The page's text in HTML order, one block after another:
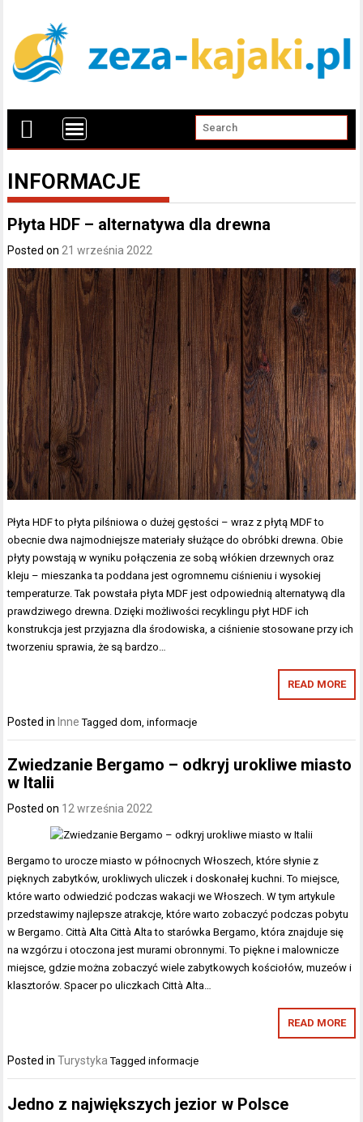
INFORMACJE
Płyta HDF – alternatywa dla drewna
Posted on 21 września 2022
Płyta HDF to płyta pilśniowa o dużej gęstości – wraz z płytą MDF to
obecnie dwa najmodniejsze materiały służące do obróbki drewna. Obie
płyty powstają w wyniku połączenia ze sobą włókien drzewnych oraz
kleju – mieszanka ta poddana jest ogromnemu ciśnieniu i wysokiej
temperaturze. Tak powstała płyta MDF jest odpowiednią alternatywą dla
prawdziwego drewna. Dzięki możliwości recyklingu płyt HDF ich
konstrukcja jest przyjazna dla środowiska, a ciśnienie stosowane przy ich
tworzeniu sprawia, że są bardzo…
READ MORE
Posted in Inne Taggeddom ,informacje
Zwiedzanie Bergamo – odkryj urokliwe miasto
w Italii
Posted on 12 września 2022
Bergamo to urocze miasto w północnych Włoszech, które słynie z
pięknych zabytków, urokliwych uliczek i doskonałej kuchni. To miejsce,
które warto odwiedzić podczas wakacji we Włoszech. W tym artykule
przedstawimy najlepsze atrakcje, które warto zobaczyć podczas pobytu
w Bergamo. Città Alta Città Alta to starówka Bergamo, która znajduje się
na wzgórzu i otoczona jest murami obronnymi. To piękne i malownicze
miejsce, gdzie można zobaczyć wiele zabytkowych kościołów, muzeów i
klasztorów. Spacer po uliczkach Città Alta…
READ MORE
Posted inTurystyka Taggedinformacje
Jedno z największych jezior w Polsce